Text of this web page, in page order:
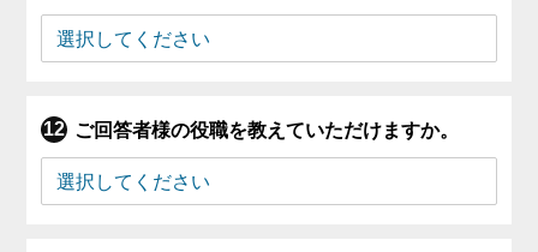
ご回答者様の役職を教えていただけますか。